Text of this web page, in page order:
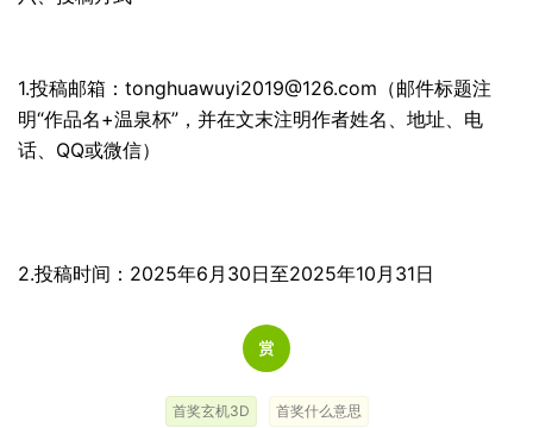
1.投稿邮箱：tonghuawuyi2019@126.com（邮件标题注
明“作品名+温泉杯”，并在文末注明作者姓名、地址、电
话、QQ或微信）
2.投稿时间：2025年6月30日至2025年10月31日
首奖玄机3D 首奖什么意思